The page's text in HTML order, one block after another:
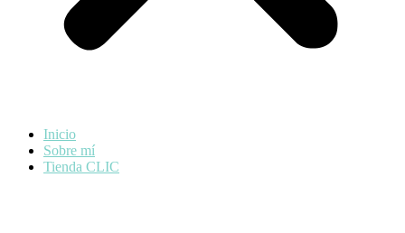
Inicio
Sobre mí
Tienda CLIC